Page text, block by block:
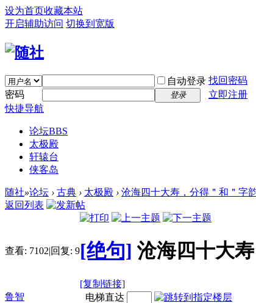
设为首页收藏本站
开启辅助访问 切换到宽版
自动登录 找回密码
密码
登录
立即注册
快捷导航
论坛BBS
太极殿
轩辕台
侠客岛
随社»论坛 › 古典 › 太极殿 › 沧海四十大寿，分得＂和＂字
返回列表
查看: 7102|回复: 9[绝句] 沧海四十大
[复制链接]
鲁智
电梯直达